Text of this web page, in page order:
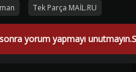
Tek Parça MAİL.RU
yorum yapmayı